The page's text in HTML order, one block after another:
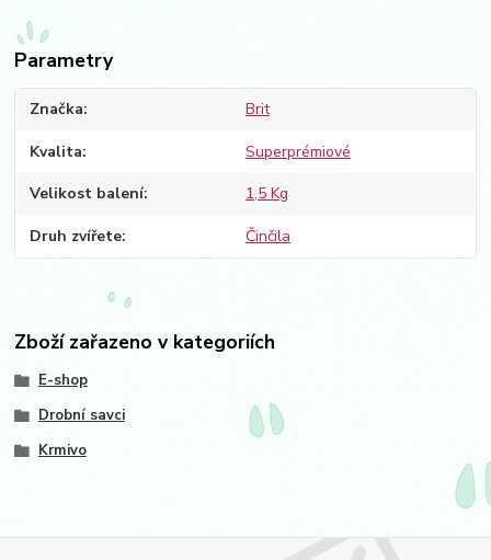
Parametry
Značka Brit
Kvalita Superprémiové
Velikost balení 1,5 Kg
Druh zvířete Činčila
Zboží zařazeno v kategoriích
E-shop
Drobní savci
Krmivo